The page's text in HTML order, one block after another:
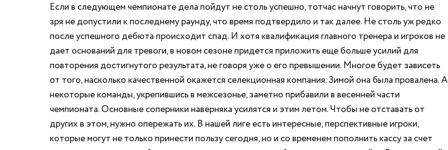
Если в следующем чемпионате дела пойдут не столь успешно, тотчас начнут говорить, что не
зря не допустили к последнему раунду, что время подтвердило и так далее. Не столь уж редко
после успешного дебюта происходит спад. И хотя квалификация главного тренера и игроков не
дает оснований для тревоги, в новом сезоне придется приложить еще больше усилий для
повторения достигнутого результата, не говоря уже о его превышении. Многое будет зависеть
от того, насколько качественной окажется селекционная компания. Зимой она была провалена. А
некоторые команды, укрепившись в межсезонье, заметно прибавили в весенней части
чемпионата. Основные соперники наверняка усилятся и этим летом. Чтобы не отставать от
других в этом, нужно опережать их. В нашей лиге есть интересные, перспективные игроки,
которые могут не только принести пользу сегодня, но и со временем пополнить кассу за счет